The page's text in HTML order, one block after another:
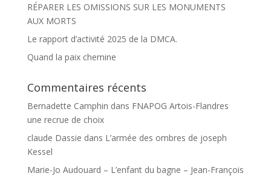
RÉPARER LES OMISSIONS SUR LES MONUMENTS
AUX MORTS
Le rapport d’activité 2025 de la DMCA.
Quand la paix chemine
Commentaires récents
Bernadette Camphin dans FNAPOG Artois-Flandres
une recrue de choix
claude Dassie dans L’armée des ombres de joseph
Kessel
Marie-Jo Audouard – L’enfant du bagne – Jean-François